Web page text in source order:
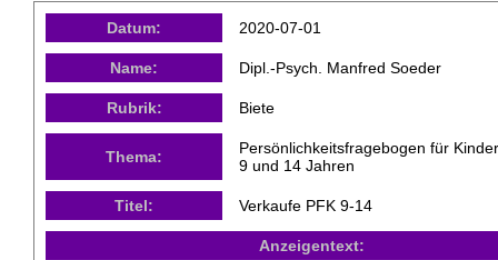
Datum: 2020-07-01
Name: Dipl.-Psych. Manfred Soeder
Rubrik: Biete
Thema:
Persönlichkeitsfragebogen für
9 und 14 Jahren
Titel: Verkaufe PFK 9-14
Anzeigentext: